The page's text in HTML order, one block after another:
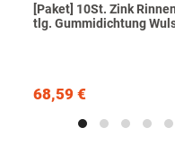
[Paket] 10St. Zink
tlg. Gummidichtung
68,59 €